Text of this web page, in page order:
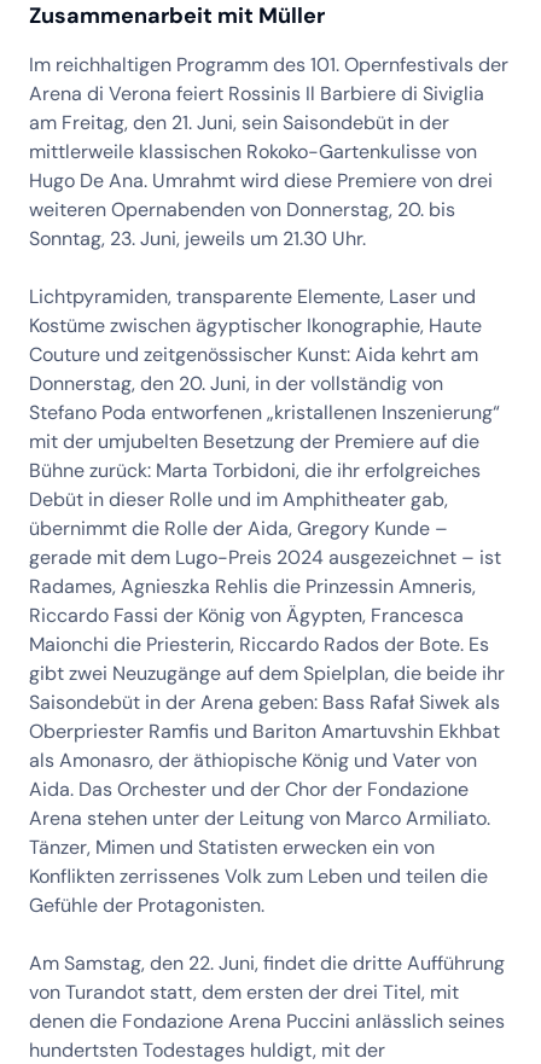
Zusammenarbeit mit Müller
Im reichhaltigen Programm des 101. Opernfestivals der
Arena di Verona feiert Rossinis Il Barbiere di Siviglia
am Freitag, den 21. Juni, sein Saisondebüt in der
mittlerweile klassischen Rokoko-Gartenkulisse von
Hugo De Ana. Umrahmt wird diese Premiere von drei
weiteren Opernabenden von Donnerstag, 20. bis
Sonntag, 23. Juni, jeweils um 21.30 Uhr.
Lichtpyramiden, transparente Elemente, Laser und
Kostüme zwischen ägyptischer Ikonographie, Haute
Couture und zeitgenössischer Kunst: Aida kehrt am
Donnerstag, den 20. Juni, in der vollständig von
Stefano Poda entworfenen „kristallenen Inszenierung“
mit der umjubelten Besetzung der Premiere auf die
Bühne zurück: Marta Torbidoni, die ihr erfolgreiches
Debüt in dieser Rolle und im Amphitheater gab,
übernimmt die Rolle der Aida, Gregory Kunde –
gerade mit dem Lugo-Preis 2024 ausgezeichnet – ist
Radames, Agnieszka Rehlis die Prinzessin Amneris,
Riccardo Fassi der König von Ägypten, Francesca
Maionchi die Priesterin, Riccardo Rados der Bote. Es
gibt zwei Neuzugänge auf dem Spielplan, die beide ihr
Saisondebüt in der Arena geben: Bass Rafał Siwek als
Oberpriester Ramfis und Bariton Amartuvshin Ekhbat
als Amonasro, der äthiopische König und Vater von
Aida. Das Orchester und der Chor der Fondazione
Arena stehen unter der Leitung von Marco Armiliato.
Tänzer, Mimen und Statisten erwecken ein von
Konflikten zerrissenes Volk zum Leben und teilen die
Gefühle der Protagonisten.
Am Samstag, den 22. Juni, findet die dritte Aufführung
von Turandot statt, dem ersten der drei Titel, mit
denen die Fondazione Arena Puccini anlässlich seines
hundertsten Todestages huldigt, mit der